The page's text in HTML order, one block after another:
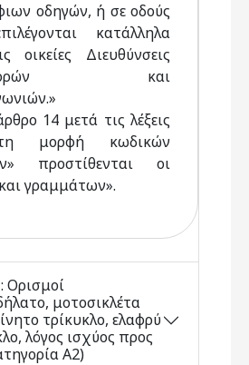
οδηγών, ή σε οδούς
κατάλληλα
οικείες Διευθύνσεις
και
14 μετά τις λέξεις
μορφή κωδικών
προστίθενται οι
γραμμάτων».
Ορισμοί
μοτοσικλέτα
τρίκυκλο, ελαφρύ
λόγος ισχύος προς
Α2)